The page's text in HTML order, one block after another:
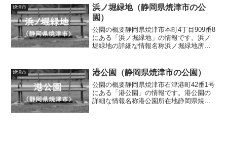
場、グラウンド、パーゴラ、ベンチトイ
レの有無あ...
焼津市
浜ノ堀緑地（静岡県焼津市の公
園）
公園の概要静岡県焼津市本町4丁目909番8
にある「浜ノ堀緑地」の情報です。浜ノ
堀緑地の詳細な情報名称浜ノ堀緑地所在
グ遊具、パーゴラ、ベンチ、水道トイレ
の有無あり...
焼津市 港公園（静岡県焼津市の公園）
公園の概要静岡県焼津市石津港町42番1号
にある「港公園」の情報です。港公園の
詳細な情報名称港公園所在地静岡県焼津